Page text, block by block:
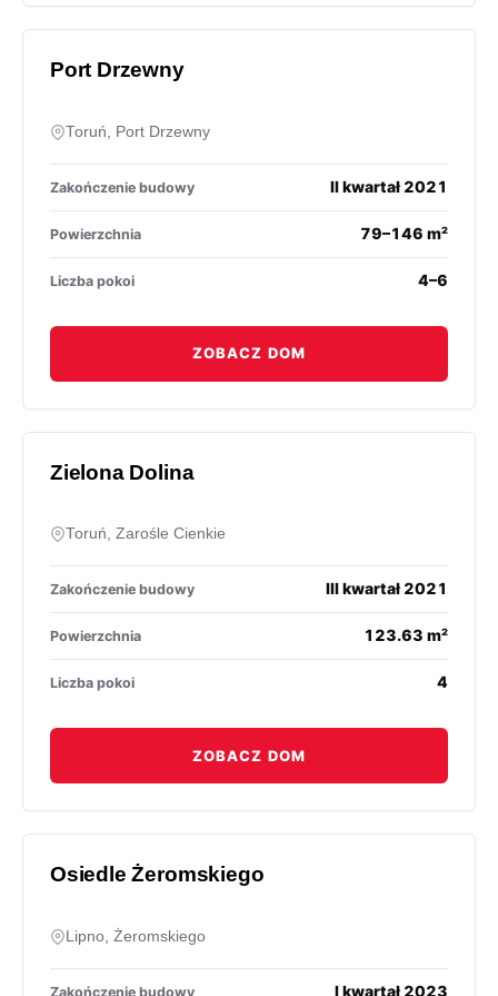
Port Drzewny
Toruń, Port Drzewny
Zakończenie budowy II kwartał 2021
Powierzchnia 79–146 m²
Liczba pokoi 4–6
ZOBACZ DOM
Zielona Dolina
Toruń, Zarośle Cienkie
Zakończenie budowy III kwartał 2021
Powierzchnia 123.63 m²
Liczba pokoi 4
ZOBACZ DOM
Osiedle Żeromskiego
Lipno, Żeromskiego
Zakończenie budowy I kwartał 2023